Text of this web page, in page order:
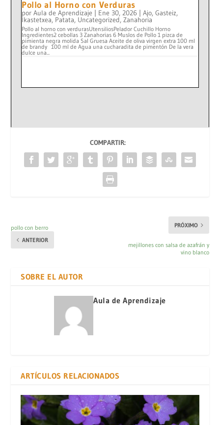
Pollo al Horno con Verduras
porAula de Aprendizaje | Ene 30, 2026 |Ajo,Gasteiz,
Ikastetxea, Patata, Uncategorized,Zanahoria
Pollo al horno con verdurasUtensiliosPelador Cuchillo Horno
Ingredientes2 cebollas 3 Zanahorias 6 Muslos de Pollo 1 pizca de
pimienta negra molida Sal Gruesa Aceite de oliva virgen extra 100 ml
de brandy 100 ml de Agua una cucharadita de pimentón De la vera
dulce una...
COMPARTIR:
pollo con berro
ANTERIOR
PRÓXIMO
mejillones con salsa de azafrán y
vino blanco
SOBRE EL AUTOR
Aula de Aprendizaje
ARTÍCULOS RELACIONADOS